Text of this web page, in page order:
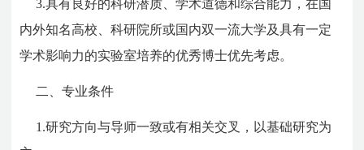
3.具有良好的科研潜质、学术道德和综合能力，在国
内外知名高校、科研院所或国内双一流大学及具有一定
学术影响力的实验室培养的优秀博士优先考虑。
二、专业条件
1.研究方向与导师一致或有相关交叉，以基础研究为